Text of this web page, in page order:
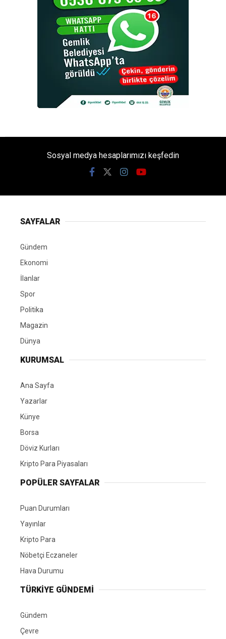
Sosyal medya hesaplarımızı keşfedin
SAYFALAR
Gündem
Ekonomi
İlanlar
Spor
Politika
Magazin
Dünya
KURUMSAL
Ana Sayfa
Yazarlar
Künye
Borsa
Döviz Kurları
Kripto Para Piyasaları
POPÜLER SAYFALAR
Puan Durumları
Yayınlar
Kripto Para
Nöbetçi Eczaneler
Hava Durumu
TÜRKIYE GÜNDEMI
Gündem
Çevre